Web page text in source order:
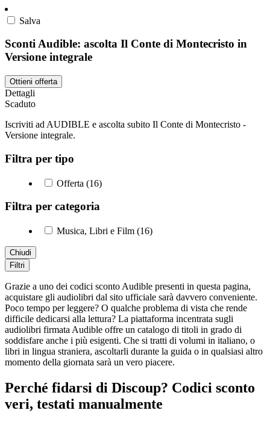
Salva
Sconti Audible: ascolta Il Conte di Montecristo in
Versione integrale
Ottieni offerta
Dettagli
Scaduto
Iscriviti ad AUDIBLE e ascolta subito Il Conte di Montecristo -
Versione integrale.
Filtra per tipo
Offerta (16)
Filtra per categoria
Musica, Libri e Film (16)
Chiudi
Filtri
Grazie a uno dei codici sconto Audible presenti in questa pagina,
acquistare gli audiolibri dal sito ufficiale sarà davvero conveniente.
Poco tempo per leggere? O qualche problema di vista che rende
difficile dedicarsi alla lettura? La piattaforma incentrata sugli
audiolibri firmata Audible offre un catalogo di titoli in grado di
soddisfare anche i più esigenti. Che si tratti di volumi in italiano, o
libri in lingua straniera, ascoltarli durante la guida o in qualsiasi altro
momento della giornata sarà un vero piacere.
Perché fidarsi di Discoup? Codici sconto
veri, testati manualmente